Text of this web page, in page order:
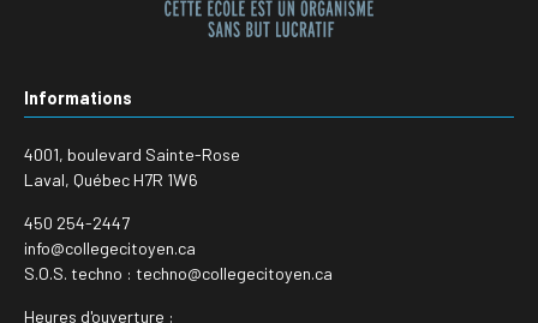
Informations
4001, boulevard Sainte-Rose
Laval, Québec H7R 1W6
450 254-2447
info@collegecitoyen.ca
S.O.S. techno : techno@collegecitoyen.ca
Heures d'ouverture :